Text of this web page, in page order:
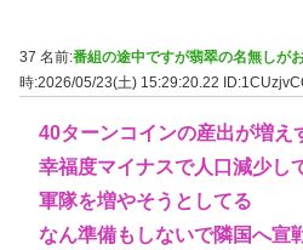
37 名前:番組の途中ですが翡翠の名無しが
時:2026/05/23(土) 15:29:20.22
40ターンコインの産出が増え
幸福度マイナスで人口減少し
軍隊を増やそうとしてる
なん準備もしないで隣国へ宣